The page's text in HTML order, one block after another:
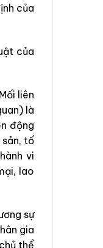
của
của
liên
là
động
tố
vi
lao
sự
gia
thể